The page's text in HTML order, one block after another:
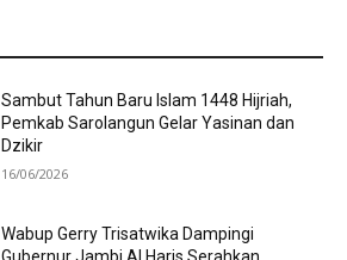
Sambut Tahun Baru Islam 1448 Hijriah,
Pemkab Sarolangun Gelar Yasinan dan
Dzikir
16/06/2026
Wabup Gerry Trisatwika Dampingi
Gubernur Jambi Al Haris Serahkan